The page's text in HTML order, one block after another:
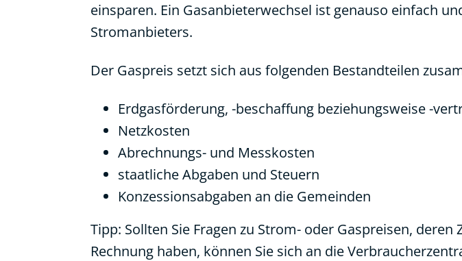
einsparen. Ein Gasanbieterwechsel ist genauso einfach
Stromanbieters.
Der Gaspreis setzt sich aus folgenden Bestandteilen
Erdgasförderung, -beschaffung beziehungsweise -
Netzkosten
Abrechnungs- und Messkosten
staatliche Abgaben und Steuern
Konzessionsabgaben an die Gemeinden
Tipp: Sollten Sie Fragen zu Strom- oder Gaspreisen,
Rechnung haben, können Sie sich an die